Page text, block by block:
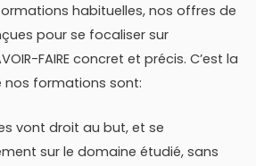
habituelles, nos offres de
pour se focaliser sur
FAIRE concret et précis. C’est la
nos formations sont:
vont droit au but, et se
sur le domaine étudié, sans